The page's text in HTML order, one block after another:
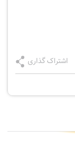
اشتراک گذاری